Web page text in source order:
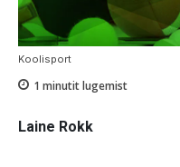
Koolisport
1 minutit lugemist
Laine Rokk